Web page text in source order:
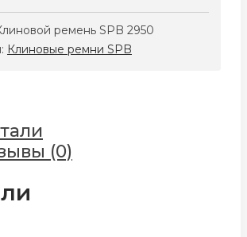
ремень SPB 2950
Клиновые ремни SPB
(0)